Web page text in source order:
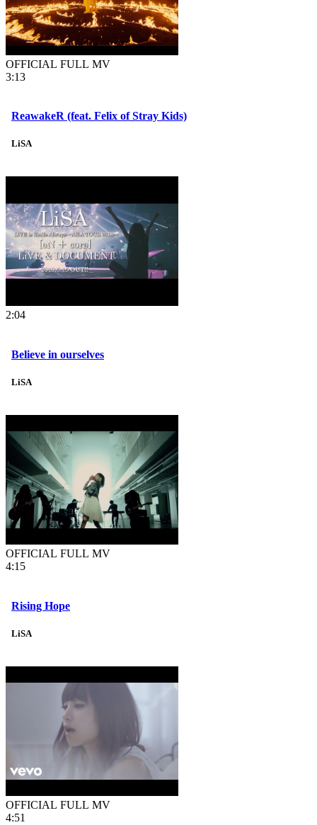
OFFICIAL FULL MV
3:13
ReawakeR (feat. Felix of Stray Kids)
LiSA
2:04
Believe in ourselves
LiSA
OFFICIAL FULL MV
4:15
Rising Hope
LiSA
OFFICIAL FULL MV
4:51